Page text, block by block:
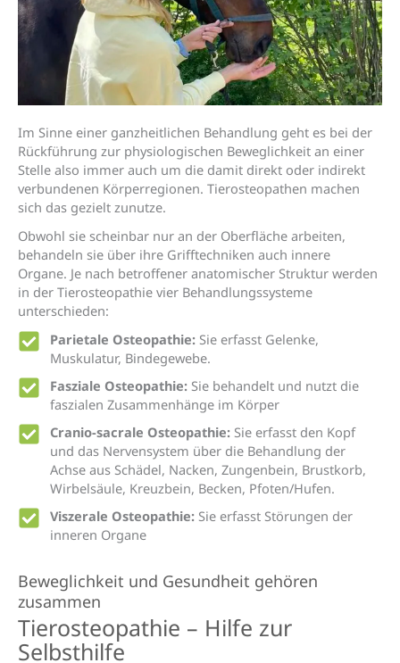
Im Sinne einer ganzheitlichen Behandlung geht es bei der
Rückführung zur physiologischen Beweglichkeit an einer
Stelle also immer auch um die damit direkt oder indirekt
verbundenen Körperregionen. Tierosteopathen machen
sich das gezielt zunutze.
Obwohl sie scheinbar nur an der Oberfläche arbeiten,
behandeln sie über ihre Grifftechniken auch innere
Organe. Je nach betroffener anatomischer Struktur werden
in der Tierosteopathie vier Behandlungssysteme
unterschieden:
Parietale Osteopathie: Sie erfasst Gelenke,
Muskulatur, Bindegewebe.
Fasziale Osteopathie: Sie behandelt und nutzt die
faszialen Zusammenhänge im Körper
Cranio-sacrale Osteopathie: Sie erfasst den Kopf
und das Nervensystem über die Behandlung der
Achse aus Schädel, Nacken, Zungenbein, Brustkorb,
Wirbelsäule, Kreuzbein, Becken, Pfoten/Hufen.
Viszerale Osteopathie: Sie erfasst Störungen der
inneren Organe
Beweglichkeit und Gesundheit gehören
zusammen
Tierosteopathie – Hilfe zur
Selbsthilfe